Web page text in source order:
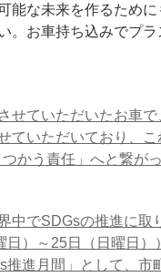
能な未来を作るため
。お車持ち込みでプ
せていただいたお車で
ていただいており、
かう責任」へと繋が
中でSDGsの推進に取
日）～25日（日曜日
推進月間」として、市